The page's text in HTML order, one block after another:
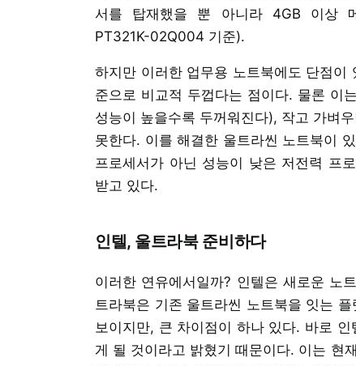
서를 탑재했을 뿐 아니라 4GB 이상
PT321K-02Q004 기준).
하지만 이러한 업무용 노트북에도 단점
준으로 비교적 두껍다는 점이다. 물론 이
성능이 높을수록 두꺼워진다), 작고 가벼
못한다. 이를 해결한 울트라씬 노트북이
프로세서가 아닌 성능이 낮은 저전력 프
받고 있다.
인텔, 울트라북 준비하다
이러한 연유에서일까? 인텔은 새로운 노
트라북은 기존 울트라씬 노트북을 잇는
보이지만, 큰 차이점이 하나 있다. 바로
게 될 것이라고 밝혔기 때문이다. 이는 현